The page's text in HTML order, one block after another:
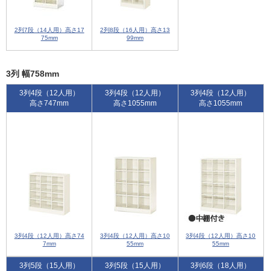
2列7段（14人用）高さ17
75mm
2列8段（16人用）高さ13
99mm
3列 幅758mm
3列4段（12人用）
高さ747mm
3列4段（12人用）高さ74
7mm
3列4段（12人用）
高さ1055mm
3列4段（12人用）高さ10
55mm
3列4段（12人用）
高さ1055mm
3列4段（12人用）高さ10
55mm
3列5段（15人用）
3列5段（15人用）
3列6段（18人用）